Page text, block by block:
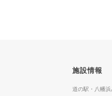
施設情報
道の駅・八幡